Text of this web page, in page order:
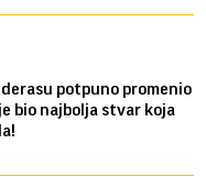
potpuno promenio
bio najbolja stvar koja